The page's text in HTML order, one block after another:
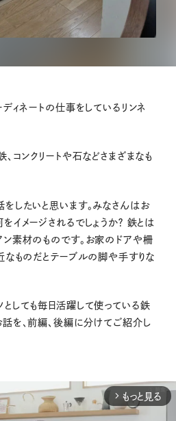
ディネートの仕事をしているリンネ
コンクリートや石などさまざまなも
したいと思います。みなさんはお
イメージされるでしょうか？ 鉄とは
素材のものです。お家のドアや柵
なものだとテーブルの脚や手すりな
しても毎日活躍して使っている鉄
を、前編、後編に分けてご紹介し
arrow_forward_ios もっと見る